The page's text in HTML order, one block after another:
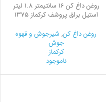
روغن داغ كن 16 سانتیمتر 1.8 لیتر
استیل براق پروشف کرکماز 1375
روغن داغ کن, شیرجوش و قهوه
جوش
کرکماز
ناموجود